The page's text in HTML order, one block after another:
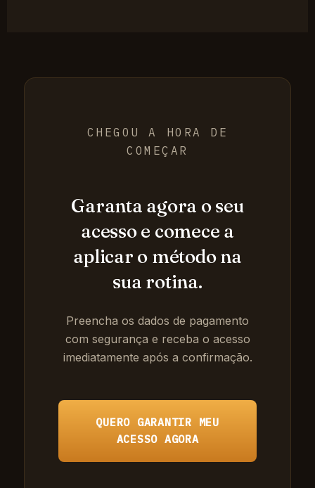
CHEGOU A HORA DE
COMEÇAR
Garanta agora o seu
acesso e comece a
aplicar o método na
sua rotina.
Preencha os dados de pagamento
com segurança e receba o acesso
imediatamente após a confirmação.
QUERO GARANTIR MEU
ACESSO AGORA